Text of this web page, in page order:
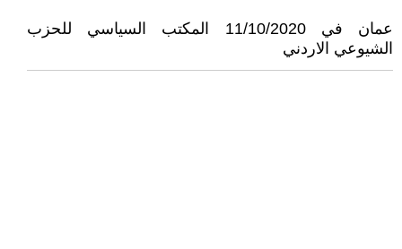
عمان في 11/10/2020 المكتب السياسي للحزب
الشيوعي الاردني